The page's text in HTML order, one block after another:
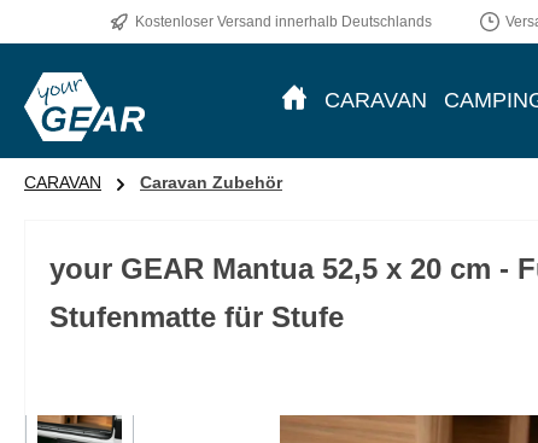
Hauptinhalt springen
Zur Suche springen
Zur Hauptnavigation springen
Kostenloser Versand innerhalb Deutschlands
CARAVAN
CARAVAN Caravan Zubehör
your GEAR Mantua 52,5 x 20 cm -
Stufenmatte für Stufe
Bildergalerie überspringen